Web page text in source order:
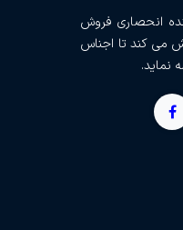
انحصاری فروش
می کند تا اجناس
نماید.